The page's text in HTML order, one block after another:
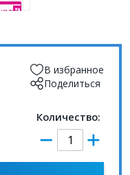
В избранное
Поделиться
Количество: